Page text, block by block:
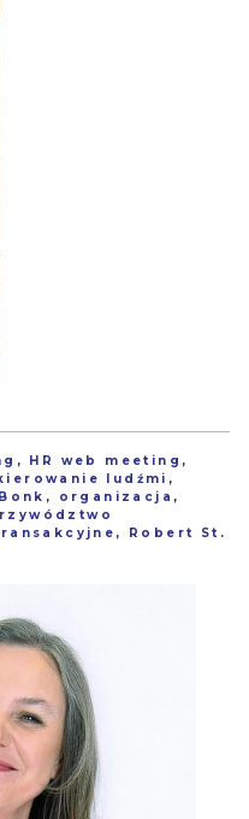
, HR web meeting ,
ludźmi ,
, organizacja ,
, Robert St.